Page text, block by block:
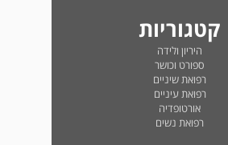
קטגוריות
היריון ולידה
ספורט וכושר
רפואת שיניים
רפואת עיניים
אורטופדיה
רפואת נשים